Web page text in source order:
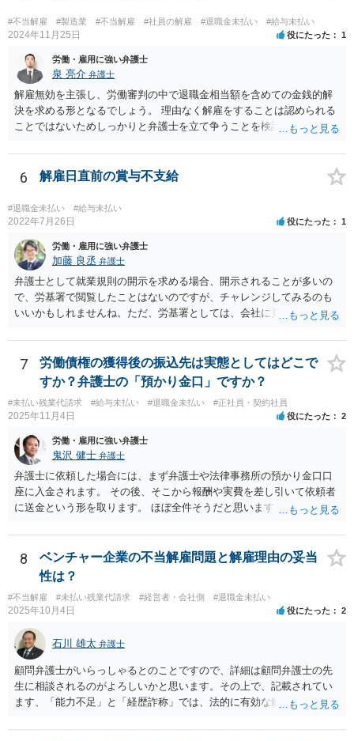
#不当解雇 #製造業 #不当解雇 #社員の解雇 #退職金未払い #給与未払い
2024年11月25日 役にたった 1
労働・雇用に強い弁護士
泉 亮介 弁護士
解雇無効を主張し、労働審判の中で退職金相当額を含めての金銭的解
決を求める形となるでしょう。 理由なく解雇をすることは認められる
ことではないためしっかりと弁護士を立て争うことを検討されて良い
6 解雇日直前の賞与不支給
#退職金未払い #給与未払い
2022年7月26日 役にたった 1
労働・雇用に強い弁護士
加藤 良丞 弁護士
弁護士として就業規則の開示を求める場合、開示されることが多いの
で、労基署で閲覧したことはないのですが、チャレンジしてみるのも
いいかもしれませんね。ただ、労基署としては、会社に見せてもらっ
ることを端的に理解してもらう必要があると思います。よって、就業
規則の開示に関するやりとりはメール等の形に残る方法で行うのが良
いと思います。
7
労働債権の獲得後の振込先は実態としてはどこで
すか？弁護士の「預かり金口」ですか？
#未払い残業代請求 #給与未払い #退職金未払い #正社員・契約社員
2025年11月4日 役にたった 2
労働・雇用に強い弁護士
鬼沢 健士 弁護士
弁護士に依頼した場合には、まず弁護士や法律事務所の預かり金口口
座に入金されます。 その後、そこから報酬や実費を差し引いて依頼者
に送金という形を取ります。 ほぼ全件そうだと思います。
8
ベンチャー企業の不当解雇問題と解雇理由の妥当
性は？
#不当解雇 #未払い残業代請求 #経営者・会社側 #退職金未払い
2025年10月4日 役にたった 2
石川 雄太 弁護士
顧問弁護士がいらっしゃるとのことですので、詳細は顧問弁護士の先
生に相談されるのがよろしいかと思います。その上で、記載されてい
ます、「能力不足」と「経歴詐称」では、法的に有効な解雇理由とす
いのです。 また、高度人材の中途社員であっても、解雇しやすいわけ